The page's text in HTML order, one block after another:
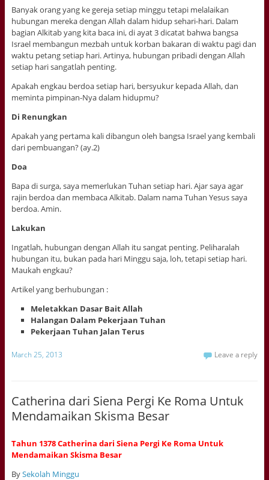
Banyak orang yang ke gereja setiap minggu tetapi melalaikan
hubungan mereka dengan Allah dalam hidup sehari-hari. Dalam
bagian Alkitab yang kita baca ini, di ayat 3 dicatat bahwa bangsa
Israel membangun mezbah untuk korban bakaran di waktu pagi dan
waktu petang setiap hari. Artinya, hubungan pribadi dengan Allah
setiap hari sangatlah penting.
Apakah engkau berdoa setiap hari, bersyukur kepada Allah, dan
meminta pimpinan-Nya dalam hidupmu?
Di Renungkan
Apakah yang pertama kali dibangun oleh bangsa Israel yang kembali
dari pembuangan? (ay.2)
Doa
Bapa di surga, saya memerlukan Tuhan setiap hari. Ajar saya agar
rajin berdoa dan membaca Alkitab. Dalam nama Tuhan Yesus saya
berdoa. Amin.
Lakukan
Ingatlah, hubungan dengan Allah itu sangat penting. Peliharalah
hubungan itu, bukan pada hari Minggu saja, loh, tetapi setiap hari.
Maukah engkau?
Artikel yang berhubungan :
Meletakkan Dasar Bait Allah
Halangan Dalam Pekerjaan Tuhan
Pekerjaan Tuhan Jalan Terus
March 25, 2013 Leave a reply
Catherina dari Siena Pergi Ke Roma Untuk
Mendamaikan Skisma Besar
Tahun 1378 Catherina dari Siena Pergi Ke Roma Untuk
Mendamaikan Skisma Besar
BySekolah Minggu